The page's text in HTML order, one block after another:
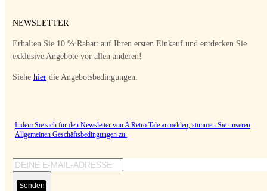
NEWSLETTER
Erhalten Sie 10 % Rabatt auf Ihren ersten Einkauf und entdecken Sie
exklusive Angebote vor allen anderen!
Siehe hier die Angebotsbedingungen.
Indem Sie sich für den Newsletter von A Retro Tale anmelden, stimmen Sie unseren
Allgemeinen Geschäftsbedingungen zu.
Senden